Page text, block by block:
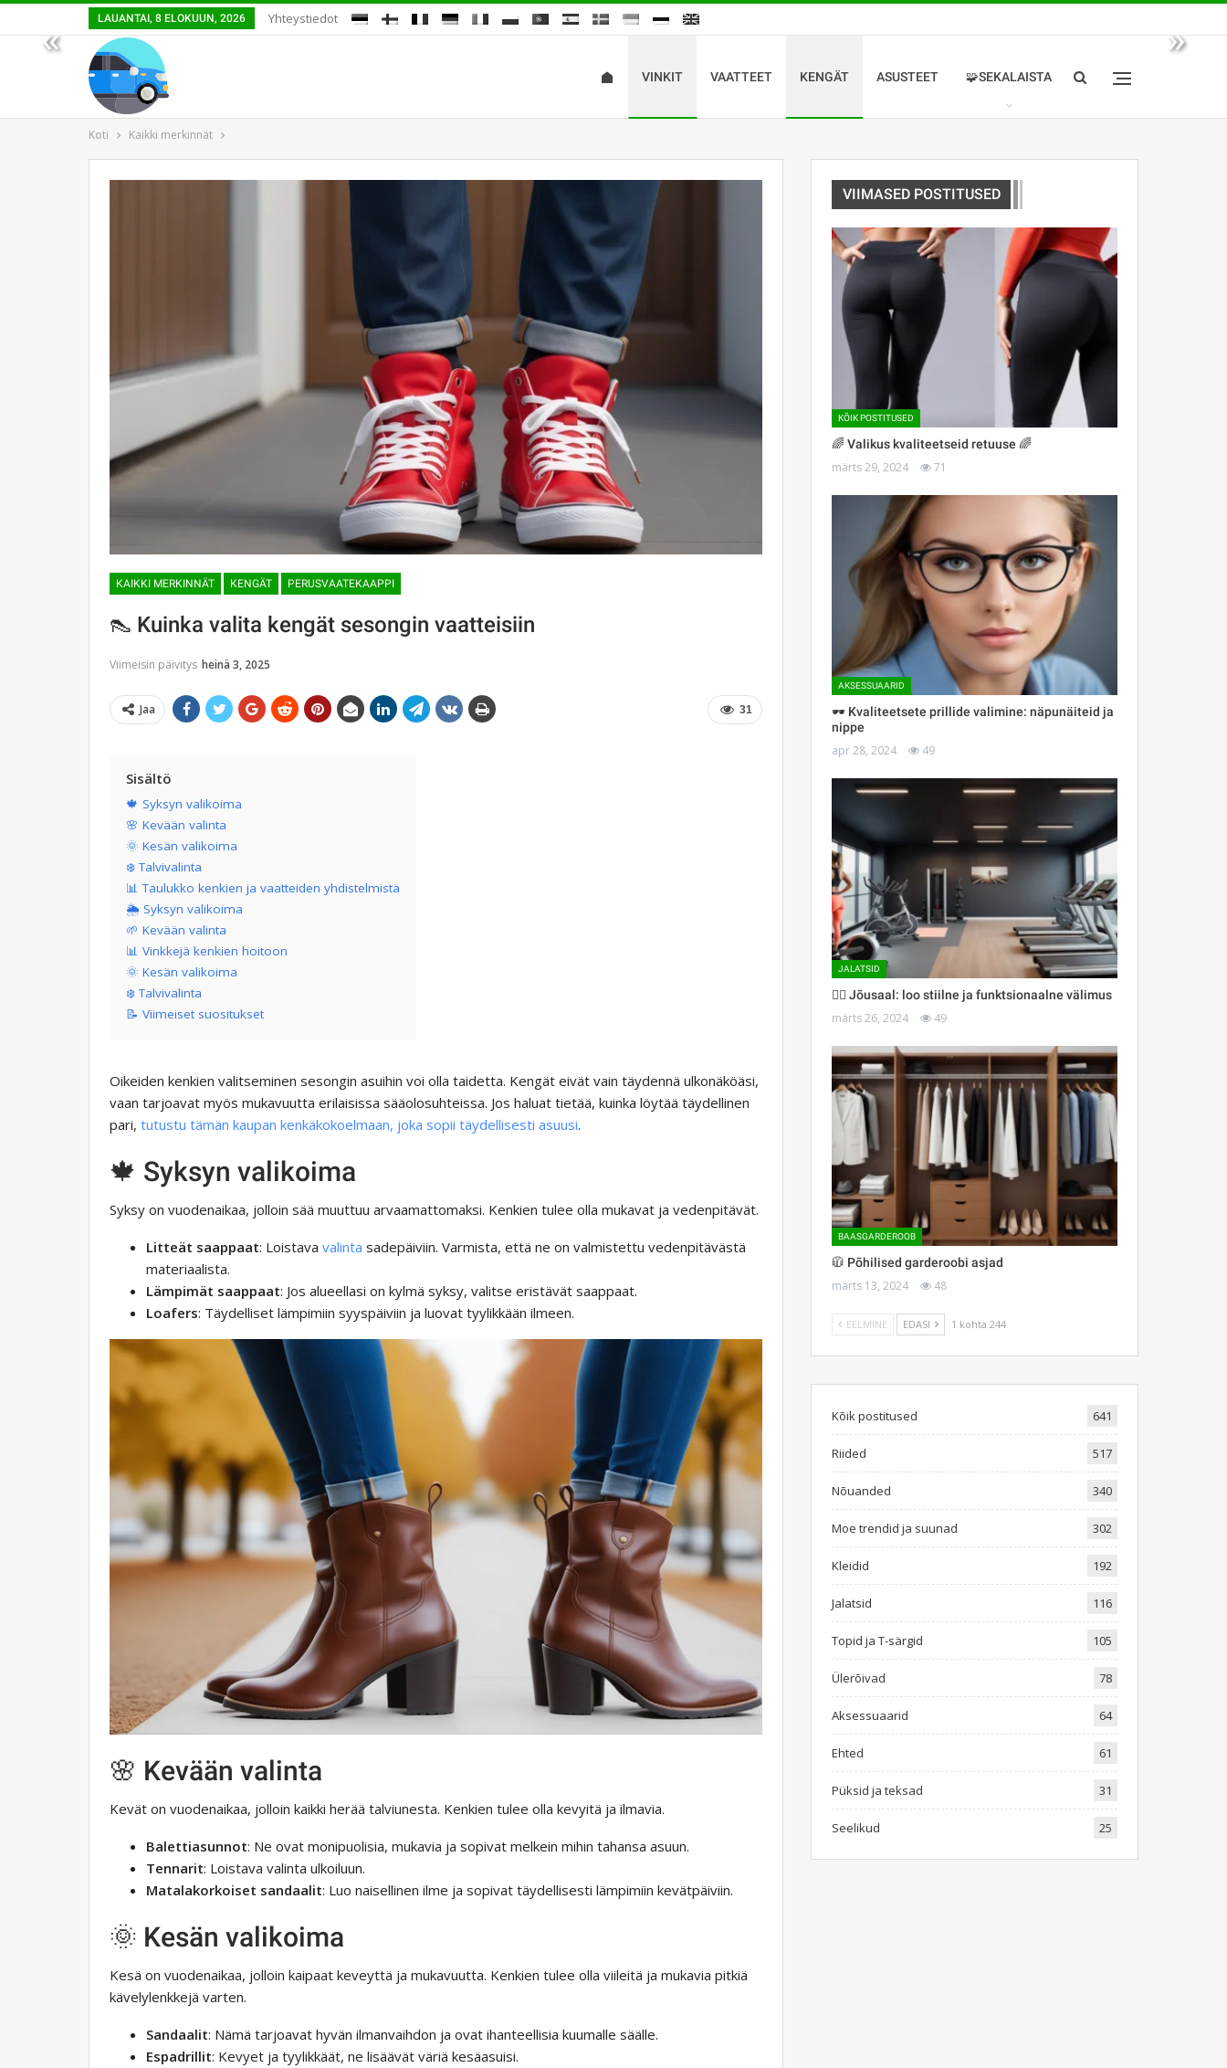
« »
LAUANTAI, 8 ELOKUUN, 2026 Yhteystiedot
VINKIT VAATTEET KENGÄT ASUSTEET 🧩SEKALAISTA
Koti Kaikki merkinnät
KAIKKI MERKINNÄT KENGÄT PERUSVAATEKAAPPI
👠 Kuinka valita kengät sesongin vaatteisiin
Viimeisin päivitys heinä 3, 2025
31
Jaa
Sisältö
🍁 Syksyn valikoima
🌸 Kevään valinta
🌞 Kesän valikoima
❄️ Talvivalinta
📊 Taulukko kenkien ja vaatteiden yhdistelmistä
🌦 Syksyn valikoima
🌱 Kevään valinta
📊 Vinkkejä kenkien hoitoon
🌞 Kesän valikoima
❄️ Talvivalinta
📝 Viimeiset suositukset
Oikeiden kenkien valitseminen sesongin asuihin voi olla taidetta. Kengät eivät vain täydennä ulkonäköäsi,
vaan tarjoavat myös mukavuutta erilaisissa sääolosuhteissa. Jos haluat tietää, kuinka löytää täydellinen
pari, tutustu tämän kaupan kenkäkokoelmaan, joka sopii täydellisesti asuusi.
🍁 Syksyn valikoima
Syksy on vuodenaikaa, jolloin sää muuttuu arvaamattomaksi. Kenkien tulee olla mukavat ja vedenpitävät.
Litteät saappaat: Loistava valinta sadepäiviin. Varmista, että ne on valmistettu vedenpitävästä
materiaalista.
Lämpimät saappaat: Jos alueellasi on kylmä syksy, valitse eristävät saappaat.
Loafers: Täydelliset lämpimiin syyspäiviin ja luovat tyylikkään ilmeen.
🌸 Kevään valinta
Kevät on vuodenaikaa, jolloin kaikki herää talviunesta. Kenkien tulee olla kevyitä ja ilmavia.
Balettiasunnot: Ne ovat monipuolisia, mukavia ja sopivat melkein mihin tahansa asuun.
Tennarit: Loistava valinta ulkoiluun.
Matalakorkoiset sandaalit: Luo naisellinen ilme ja sopivat täydellisesti lämpimiin kevätpäiviin.
🌞 Kesän valikoima
Kesä on vuodenaikaa, jolloin kaipaat keveyttä ja mukavuutta. Kenkien tulee olla viileitä ja mukavia pitkiä
kävelylenkkejä varten.
Sandaalit: Nämä tarjoavat hyvän ilmanvaihdon ja ovat ihanteellisia kuumalle säälle.
Espadrillit: Kevyet ja tyylikkäät, ne lisäävät väriä kesäasuisi.
VIIMASED POSTITUSED
KÕIK POSTITUSED
🌈 Valikus kvaliteetseid retuuse 🌈
märts 29, 2024 71
AKSESSUAARID
🕶 Kvaliteetsete prillide valimine: näpunäiteid ja
nippe
apr 28, 2024 49
JALATSID
🏋️‍♀️ Jõusaal: loo stiilne ja funktsionaalne välimus
märts 26, 2024 49
BAASGARDEROOB
🧥 Põhilised garderoobi asjad
märts 13, 2024 48
EELMINE EDASI 1 kohta 244
Kõik postitused 641
Riided 517
Nõuanded 340
Moe trendid ja suunad 302
Kleidid 192
Jalatsid 116
Topid ja T-särgid 105
Ülerõivad 78
Aksessuaarid 64
Ehted 61
Püksid ja teksad 31
Seelikud 25